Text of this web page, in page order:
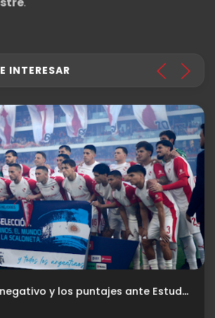
INTERESAR
Lo positivo, lo negativo y los puntajes ante Estudiantes de La Plata